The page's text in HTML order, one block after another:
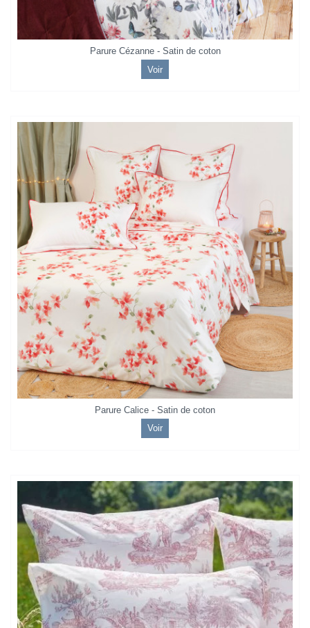
Parure Cézanne - Satin de coton
Voir
Parure Calice - Satin de coton
Voir